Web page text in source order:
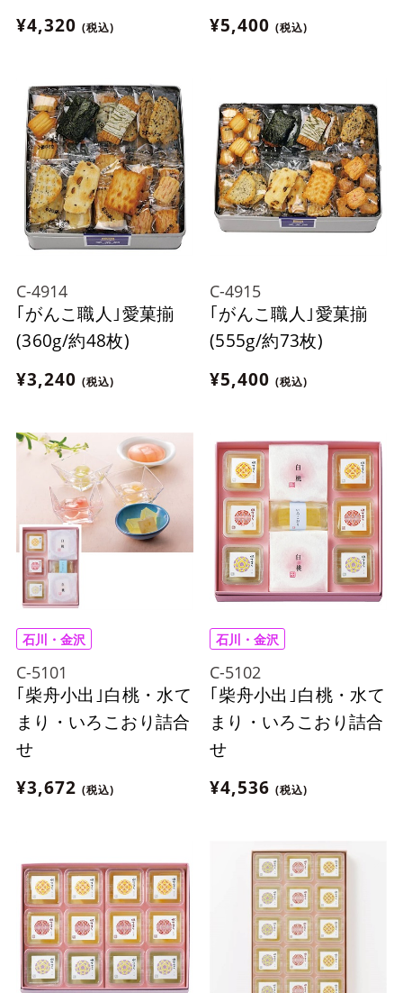
¥4,320 (税込)
¥5,400 (税込)
C-4914
｢がんこ職人｣愛菓揃
(360g/約48枚)
¥3,240 (税込)
C-4915
｢がんこ職人｣愛菓揃
(555g/約73枚)
¥5,400 (税込)
石川・金沢
C-5101
｢柴舟小出｣白桃・水て
まり・いろこおり詰合
せ
¥3,672 (税込)
石川・金沢
C-5102
｢柴舟小出｣白桃・水て
まり・いろこおり詰合
せ
¥4,536 (税込)